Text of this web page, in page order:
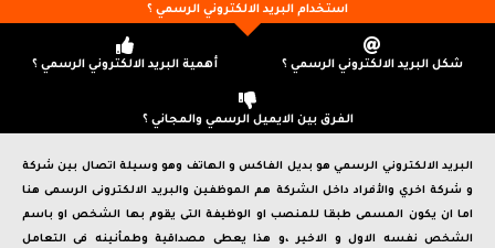
استخدام البريد الالكتروني الرسمي ؟
شكل البريد الالكتروني الرسمي ؟ أهمية البريد الالكتروني الرسمي ؟
الفرق بين الايميل الرسمي والمجاني ؟
البريد الالكتروني الرسمي هو بديل الفاكس و الهاتف وهو وسيلة اتصال بين شركة
و شركة اخري والأفراد داخل الشركة هم الموظفين والبريد الالكترونى الرسمى هنا
اما ان يكون المسمى طبقا للمنصب او الوظيفة التى يقوم بها الشخص او باسم
الشخص نفسه الاول و الاخير ،و هذا يعطى مصداقية وطمأنينه فى التعامل